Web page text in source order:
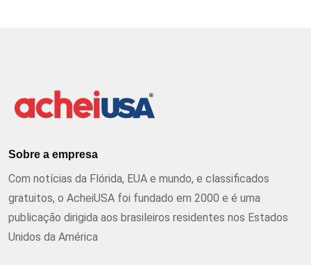
Sobre a empresa
Com notícias da Flórida, EUA e mundo, e classificados
gratuitos, o AcheiUSA foi fundado em 2000 e é uma
publicação dirigida aos brasileiros residentes nos Estados
Unidos da América